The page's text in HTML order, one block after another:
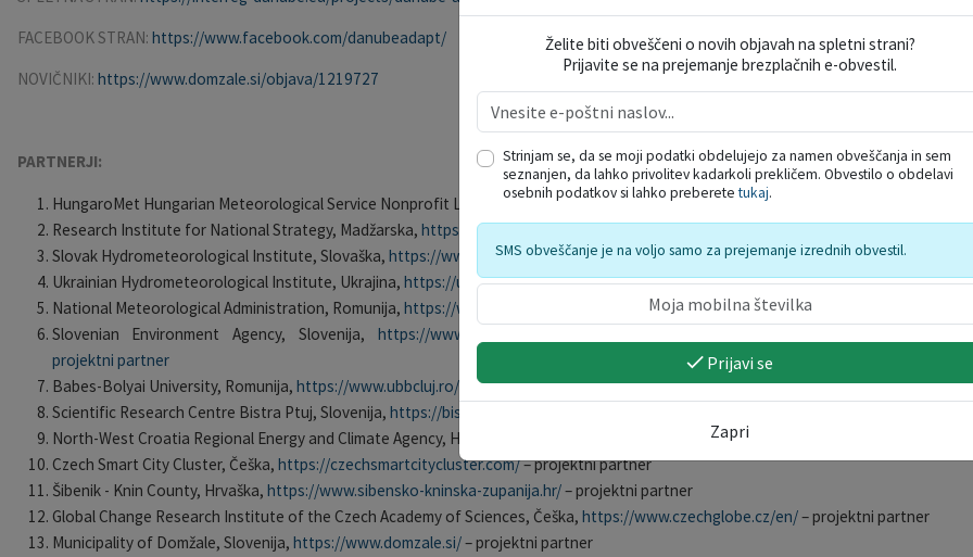
FACEBOOK STRAN: https://www.facebook.com/danubeadapt/
NOVIČNIKI: https://www.domzale.si/objava/1219727
PARTNERJI:
HungaroMet Hungarian Meteorological Service Nonprofit Ltd., Madžarska,https://www.met.hu/– vodilni partner
Research Institute for National Strategy, Madžarska, https://nski.hu/– projektni partner
Slovak Hydrometeorological Institute, Slovaška, https://www.shmu.sk/sk/?page=1– projektni partner
Ukrainian Hydrometeorological Institute, Ukrajina, https://uhmi.org.ua/– projektni partner
National Meteorological Administration, Romunija, https://www.meteoromania.ro/
– projektni partner
Slovenian Environment Agency, Slovenija, https://www.gov.si/en/state-authorities/bodies-within-ministries/slovenian-
projektni partner
Babes-Bolyai University, Romunija, https://www.ubbcluj.ro/en/– projektni partner
Scientific Research Centre Bistra Ptuj, Slovenija, https://bistra.si/
North-West Croatia Regional Energy and Climate Agency, Hrvaška,
– projektni partner
Czech Smart City Cluster, Češka, https://czechsmartcitycluster.com/– projektni partner
Šibenik - Knin County, Hrvaška, https://www.sibensko-kninska-zupanija.hr/– projektni partner
Global Change Research Institute of the Czech Academy of Sciences, Češka, https://www.czechglobe.cz/en/– projektni partner
Municipality of Domžale, Slovenija, https://www.domzale.si/– projektni partner
Želite biti obveščeni o novih objavah na spletni strani?
Prijavite se na prejemanje brezplačnih e-obvestil.
Strinjam se, da se moji podatki obdelujejo za namen obveščanja in sem
seznanjen, da lahko privolitev kadarkoli prekličem. Obvestilo o obdelavi
osebnih podatkov si lahko preberetetukaj.
SMS obveščanje je na voljo samo za prejemanje izrednih obvestil.
Prijavi se
Zapri